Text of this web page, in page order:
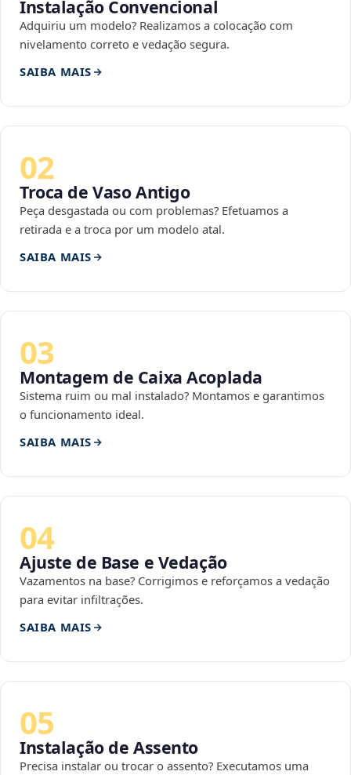
Instalação Convencional
Adquiriu um modelo? Realizamos a colocação com
nivelamento correto e vedação segura.
SAIBA MAIS
02
Troca de Vaso Antigo
Peça desgastada ou com problemas? Efetuamos a
retirada e a troca por um modelo atal.
SAIBA MAIS
03
Montagem de Caixa Acoplada
Sistema ruim ou mal instalado? Montamos e garantimos
o funcionamento ideal.
SAIBA MAIS
04
Ajuste de Base e Vedação
Vazamentos na base? Corrigimos e reforçamos a vedação
para evitar infiltrações.
SAIBA MAIS
05
Instalação de Assento
Precisa instalar ou trocar o assento? Executamos uma